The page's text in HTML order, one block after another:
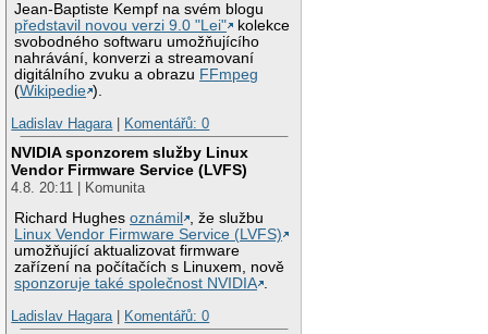
Jean-Baptiste Kempf na svém blogu
představil novou verzi 9.0 "Lei"
kolekce
svobodného softwaru umožňujícího
nahrávání, konverzi a streamovaní
digitálního zvuku a obrazu FFmpeg
(Wikipedie ).
Ladislav Hagara| Komentářů: 0
NVIDIA sponzorem služby Linux
Vendor Firmware Service (LVFS)
4.8. 20:11 | Komunita
Richard Hughesoznámil
, že službu
Linux Vendor Firmware Service (LVFS)
umožňující aktualizovat firmware
zařízení na počítačích s Linuxem, nově
sponzoruje také společnost NVIDIA .
Ladislav Hagara| Komentářů: 0